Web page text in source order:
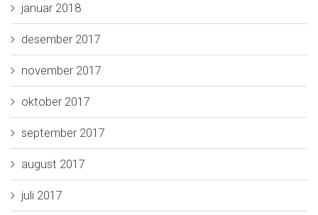
januar 2018
desember 2017
november 2017
oktober 2017
september 2017
august 2017
juli 2017